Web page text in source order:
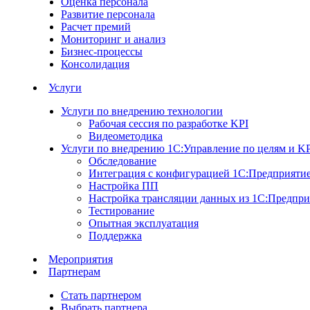
Развитие персонала
Расчет премий
Мониторинг и анализ
Бизнес-процессы
Консолидация
Услуги
Услуги по внедрению технологии
Рабочая сессия по разработке KPI
Видеометодика
Услуги по внедрению 1С:Управление по целям и
Обследование
Интеграция с конфигурацией
Настройка ПП
Настройка трансляции данных из
Тестирование
Опытная эксплуатация
Поддержка
Мероприятия
Партнерам
Стать партнером
Выбрать партнера